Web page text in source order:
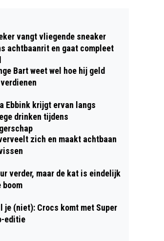
vangt vliegende sneaker
achtbaanrit en gaat compleet
Bart weet wel hoe hij geld
Ebbink krijgt ervan langs
drinken tijdens
zich en maakt achtbaan
verder, maar de kat is eindelijk
boom
je (niet): Crocs komt met Super
editie